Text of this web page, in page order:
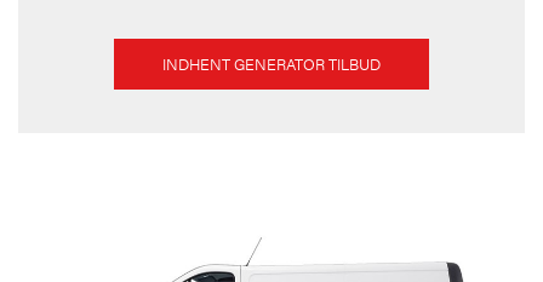
INDHENT GENERATOR TILBUD